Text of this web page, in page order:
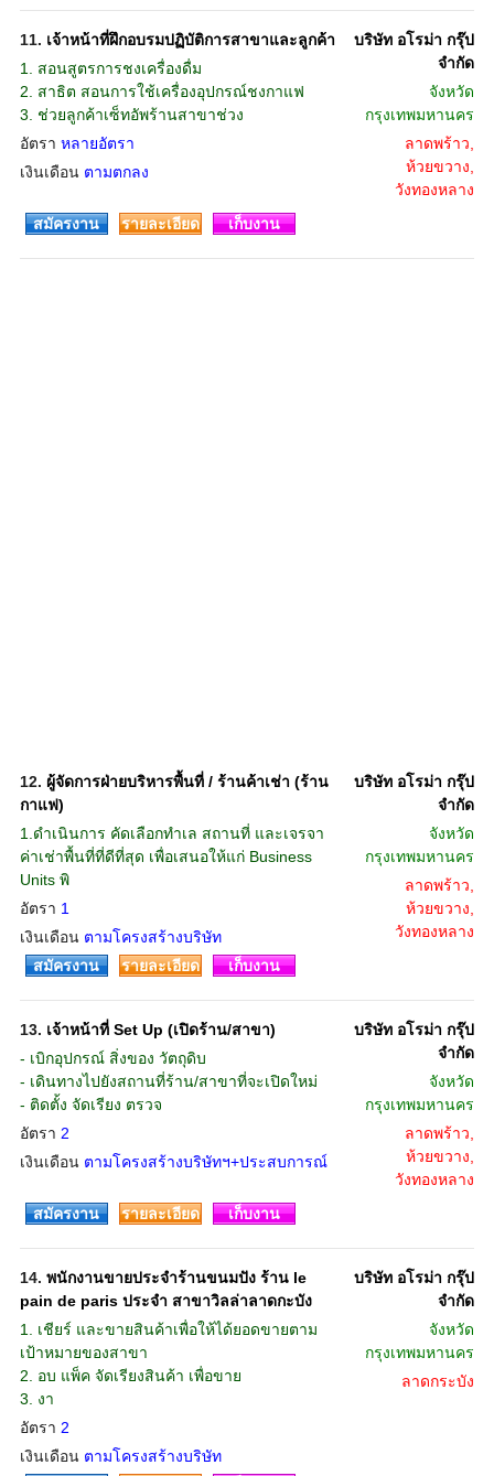
11. เจ้าหน้าที่ฝึกอบรมปฏิบัติการสาขาและลูกค้า
1. สอนสูตรการชงเครื่องดื่ม
2. สาธิต สอนการใช้เครื่องอุปกรณ์ชงกาแฟ
3. ช่วยลูกค้าเซ็ทอัพร้านสาขาช่วง
อัตรา หลายอัตรา
เงินเดือน ตามตกลง
บริษัท อโรม่า กรุ๊ป
จํากัด
จังหวัด
กรุงเทพมหานคร
ลาดพร้าว,
ห้วยขวาง,
วังทองหลาง
สมัครงาน
รายละเอียด เก็บงาน
12. ผู้จัดการฝ่ายบริหารพื้นที่ / ร้านค้าเช่า (ร้าน
กาแฟ)
1.ดำเนินการ คัดเลือกทำเล สถานที่ และเจรจา
ค่าเช่าพื้นที่ที่ดีที่สุด เพื่อเสนอให้แก่ Business
Units พิ
อัตรา 1
เงินเดือน ตามโครงสร้างบริษัท
บริษัท อโรม่า กรุ๊ป
จํากัด
จังหวัด
กรุงเทพมหานคร
ลาดพร้าว,
ห้วยขวาง,
วังทองหลาง
สมัครงาน
รายละเอียด เก็บงาน
13. เจ้าหน้าที่ Set Up (เปิดร้าน/สาขา)
- เบิกอุปกรณ์ สิ่งของ วัตถุดิบ
- เดินทางไปยังสถานที่ร้าน/สาขาที่จะเปิดใหม่
- ติดตั้ง จัดเรียง ตรวจ
อัตรา 2
เงินเดือน ตามโครงสร้างบริษัทฯ+ประสบการณ์
บริษัท อโรม่า กรุ๊ป
จํากัด
จังหวัด
กรุงเทพมหานคร
ลาดพร้าว,
ห้วยขวาง,
วังทองหลาง
สมัครงาน
รายละเอียด เก็บงาน
14. พนักงานขายประจำร้านขนมปัง ร้าน le
pain de paris ประจำ สาขาวิลล่าลาดกะบัง
1. เชียร์ และขายสินค้าเพื่อให้ได้ยอดขายตาม
เป้าหมายของสาขา
2. อบ แพ็ค จัดเรียงสินค้า เพื่อขาย
3. งา
อัตรา 2
เงินเดือน ตามโครงสร้างบริษัท
บริษัท อโรม่า กรุ๊ป
จํากัด
จังหวัด
กรุงเทพมหานคร
ลาดกระบัง